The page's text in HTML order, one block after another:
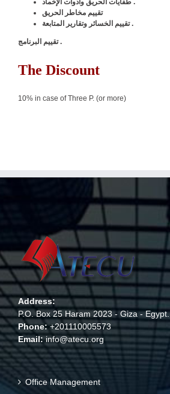
طفايات الحريق وأدوات الإخماد .
تقييم مخاطر الحريق
تقييم الخسائر وتقارير المتابعة .
تقييم البرنامج .
The Discount
10% in case of Three P. (or more)
Address:
P.O. Box 25 Haram 2023 - Giza - Egypt.
Phone: +201110005573
Email:info@atecu.org
Office Management